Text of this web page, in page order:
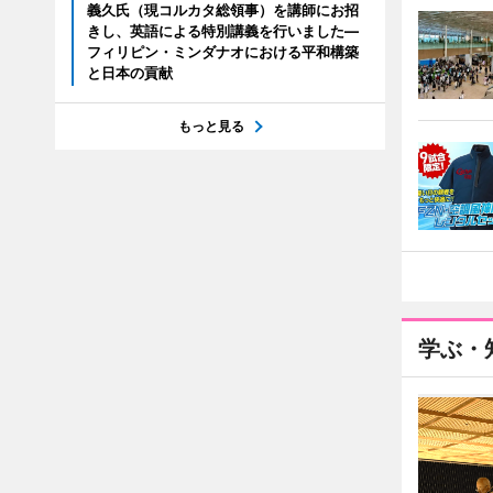
学ぶ・
義久氏（現コルカタ総領事）を講師にお招
きし、英語による特別講義を行いました―
フィリピン・ミンダナオにおける平和構築
と日本の貢献
もっと見る